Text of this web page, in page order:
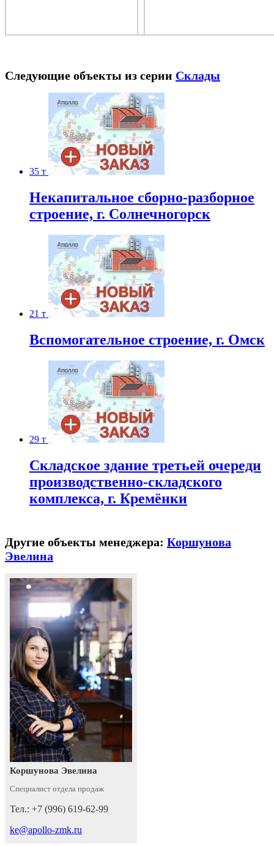
Следующие объекты из серии Склады
35 т
Некапитальное сборно-разборное
строение, г. Солнечногорск
21 т
Вспомогательное строение, г. Омск
29 т
Складское здание третьей очереди
производственно-складского
комплекса, г. Кремёнки
Другие объекты менеджера: Коршунова
Эвелина
Коршунова Эвелина
Специалист отдела продаж
Тел.: +7 (996) 619-62-99
ke@apollo-zmk.ru